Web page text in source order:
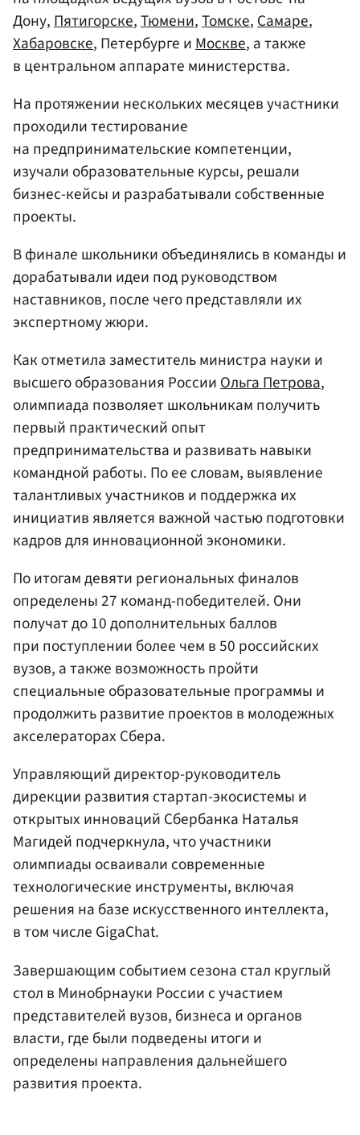
Дону, Пятигорске,Тюмени,Томске, Самаре,
Хабаровске, Петербурге и Москве, а также
в центральном аппарате министерства.
На протяжении нескольких месяцев участники
проходили тестирование
на предпринимательские компетенции,
изучали образовательные курсы, решали
бизнес-кейсы и разрабатывали собственные
проекты.
В финале школьники объединялись в команды и
дорабатывали идеи под руководством
наставников, после чего представляли их
экспертному жюри.
Как отметила заместитель министра науки и
высшего образования РоссииОльга Петрова,
олимпиада позволяет школьникам получить
первый практический опыт
предпринимательства и развивать навыки
командной работы. По ее словам, выявление
талантливых участников и поддержка их
инициатив является важной частью подготовки
кадров для инновационной экономики.
По итогам девяти региональных финалов
определены 27 команд-победителей. Они
получат до 10 дополнительных баллов
при поступлении более чем в 50 российских
вузов, а также возможность пройти
специальные образовательные программы и
продолжить развитие проектов в молодежных
акселераторах Сбера.
Управляющий директор-руководитель
дирекции развития стартап-экосистемы и
открытых инноваций Сбербанка Наталья
Магидей подчеркнула, что участники
олимпиады осваивали современные
технологические инструменты, включая
решения на базе искусственного интеллекта,
в том числе GigaChat.
Завершающим событием сезона стал круглый
стол в Минобрнауки России с участием
представителей вузов, бизнеса и органов
власти, где были подведены итоги и
определены направления дальнейшего
развития проекта.